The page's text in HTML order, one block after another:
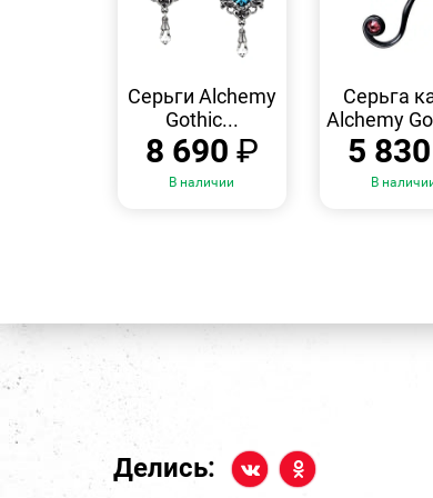
ПРОСМОТР
Серьги Alchemy
Gothic...
8 690 ₽
В наличии
Серьга
Alchemy
5 830
В
Делись: